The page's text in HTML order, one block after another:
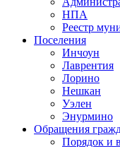
НПА
Реестр
Поселения
Инчоун
Лаврентия
Лорино
Нешкан
Уэлен
Энурмино
Обращения
Порядок и